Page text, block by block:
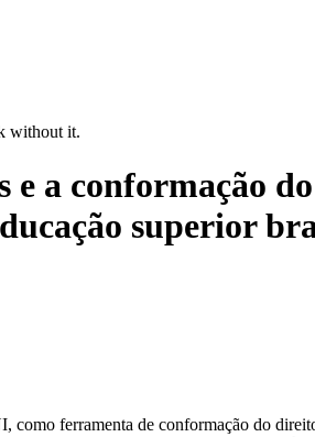
without it.
a conformação
superior
ferramenta de conformação do